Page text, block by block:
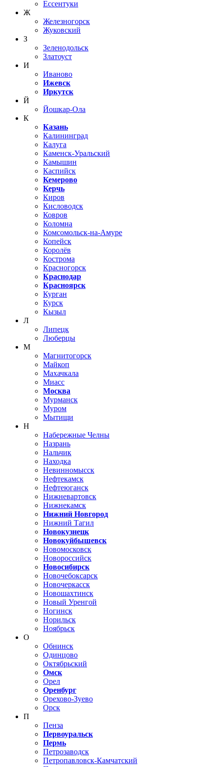
Ессентуки
Ж
Железногорск
Жуковский
З
Зеленодольск
Златоуст
И
Иваново
Ижевск
Иркутск
Й
Йошкар-Ола
К
Казань
Калининград
Калуга
Каменск-Уральский
Камышин
Каспийск
Кемерово
Керчь
Киров
Кисловодск
Ковров
Коломна
Комсомольск-на-Амуре
Копейск
Королёв
Кострома
Красногорск
Краснодар
Красноярск
Курган
Курск
Кызыл
Л
Липецк
Люберцы
М
Магнитогорск
Майкоп
Махачкала
Миасс
Москва
Мурманск
Муром
Мытищи
Н
Набережные Челны
Назрань
Нальчик
Находка
Невинномысск
Нефтекамск
Нефтеюганск
Нижневартовск
Нижнекамск
Нижний Новгород
Нижний Тагил
Новокузнецк
Новокуйбышевск
Новомосковск
Новороссийск
Новосибирск
Новочебоксарск
Новочеркасск
Новошахтинск
Новый Уренгой
Ногинск
Норильск
Ноябрьск
О
Обнинск
Одинцово
Октябрьский
Омск
Орел
Оренбург
Орехово-Зуево
Орск
П
Пенза
Первоуральск
Пермь
Петрозаводск
Петропавловск-Камчатский